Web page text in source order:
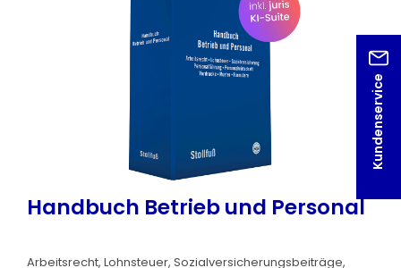
Kundenservice
Handbuch Betrieb und Personal
Arbeitsrecht, Lohnsteuer, Sozialversicherungsbeiträge,